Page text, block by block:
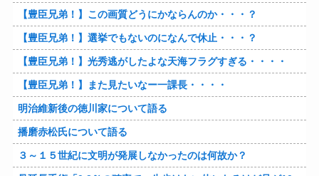
【豊臣兄弟！】この画質どうにかならんのか・・・？
【豊臣兄弟！】選挙でもないのになんで休止・・・？
【豊臣兄弟！】光秀逃がしたよな天海フラグすぎる・・・・
【豊臣兄弟！】また見たいなー一課長・・・・
明治維新後の徳川家について語る
播磨赤松氏について語る
３～１５世紀に文明が発展しなかったのは何故か？